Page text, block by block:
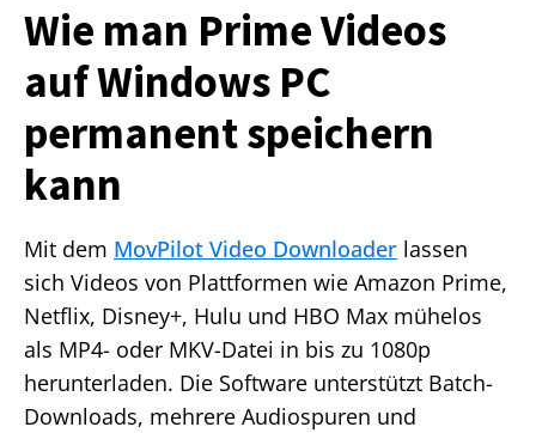
Wie man Prime Videos
auf Windows PC
permanent speichern
kann
Mit dem MovPilot Video Downloader lassen
sich Videos von Plattformen wie Amazon Prime,
Netflix, Disney+, Hulu und HBO Max mühelos
als MP4- oder MKV-Datei in bis zu 1080p
herunterladen. Die Software unterstützt Batch-
Downloads, mehrere Audiospuren und